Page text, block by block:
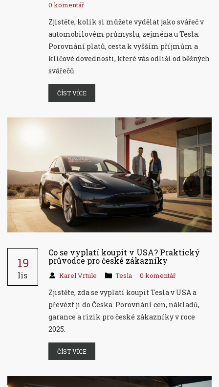
0 komentář
Zjistěte, kolik si můžete vydělat jako svářeč v
automobilovém průmyslu, zejména u Tesla.
Porovnání platů, cesta k vyšším příjmům a
klíčové dovednosti, které vás odliší od běžných
svářečů.
ČÍST VÍCE
19
lis
Co se vyplatí koupit v USA? Praktický
průvodce pro české zákazníky
Karel Vrtule Tesla 0 komentář
Zjistěte, zda se vyplatí koupit Tesla v USA a
převézt ji do Česka. Porovnání cen, nákladů,
garance a rizik pro české zákazníky v roce
2025.
ČÍST VÍCE